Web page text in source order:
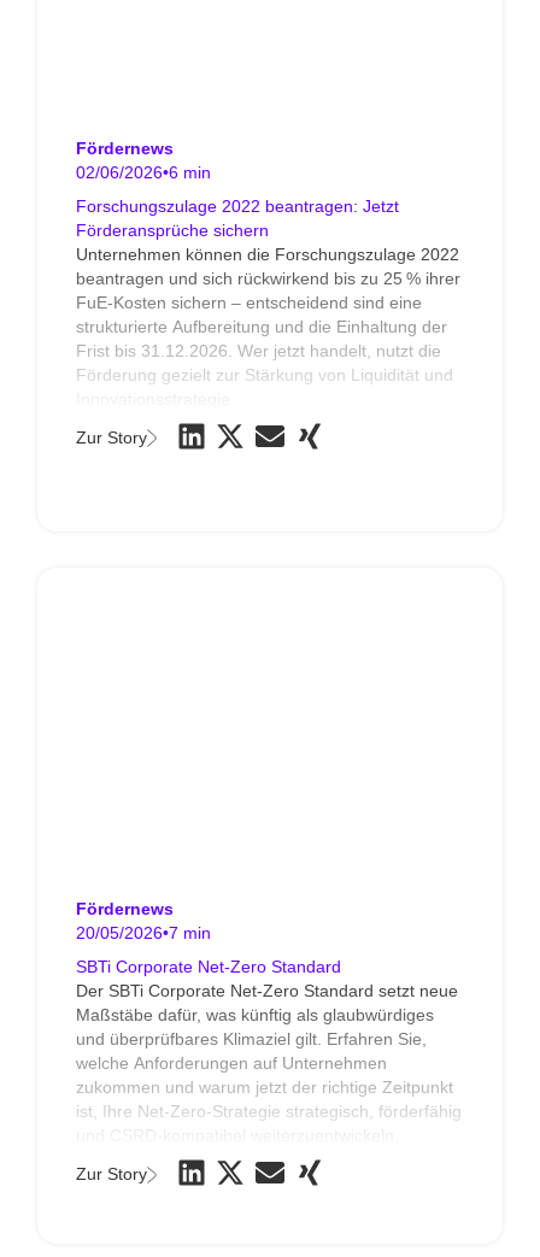
Fördernews
02/06/2026•6 min
Forschungszulage 2022 beantragen: Jetzt
Förderansprüche sichern
Unternehmen können die Forschungszulage 2022
beantragen und sich rückwirkend bis zu 25 % ihrer
FuE-Kosten sichern – entscheidend sind eine
strukturierte Aufbereitung und die Einhaltung der
Frist bis 31.12.2026. Wer jetzt handelt, nutzt die
Förderung gezielt zur Stärkung von Liquidität und
Zur Story
Fördernews
20/05/2026•7 min
SBTi Corporate Net-Zero Standard
Der SBTi Corporate Net-Zero Standard setzt neue
Maßstäbe dafür, was künftig als glaubwürdiges
und überprüfbares Klimaziel gilt. Erfahren Sie,
welche Anforderungen auf Unternehmen
zukommen und warum jetzt der richtige Zeitpunkt
ist, Ihre Net-Zero-Strategie strategisch, förderfähig
Zur Story